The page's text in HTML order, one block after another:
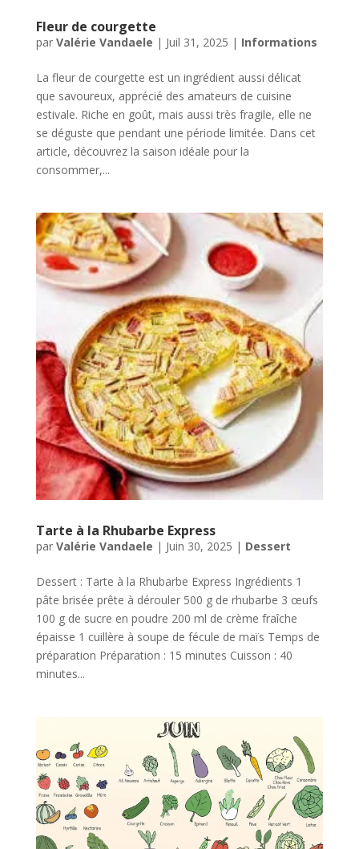
Fleur de courgette
par Valérie Vandaele | Juil 31, 2025 | Informations
La fleur de courgette est un ingrédient aussi délicat
que savoureux, apprécié des amateurs de cuisine
estivale. Riche en goût, mais aussi très fragile, elle ne
se déguste que pendant une période limitée. Dans cet
article, découvrez la saison idéale pour la
consommer,...
Tarte à la Rhubarbe Express
par Valérie Vandaele | Juin 30, 2025 | Dessert
Dessert : Tarte à la Rhubarbe Express Ingrédients 1
pâte brisée prête à dérouler 500 g de rhubarbe 3 œufs
100 g de sucre en poudre 200 ml de crème fraîche
épaisse 1 cuillère à soupe de fécule de maïs Temps de
préparation Préparation : 15 minutes Cuisson : 40
minutes...